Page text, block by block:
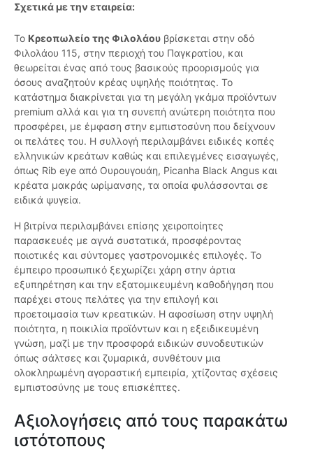
Σχετικά με την εταιρεία:
Το Κρεοπωλείο της Φιλολάου βρίσκεται στην οδό
Φιλολάου 115, στην περιοχή του Παγκρατίου, και
θεωρείται ένας από τους βασικούς προορισμούς για
όσους αναζητούν κρέας υψηλής ποιότητας. Το
κατάστημα διακρίνεται για τη μεγάλη γκάμα προϊόντων
premium αλλά και για τη συνεπή ανώτερη ποιότητα που
προσφέρει, με έμφαση στην εμπιστοσύνη που δείχνουν
οι πελάτες του. Η συλλογή περιλαμβάνει ειδικές κοπές
ελληνικών κρεάτων καθώς και επιλεγμένες εισαγωγές,
όπως Rib eye από Ουρουγουάη, Picanha Black Angus και
κρέατα μακράς ωρίμανσης, τα οποία φυλάσσονται σε
ειδικά ψυγεία.
Η βιτρίνα περιλαμβάνει επίσης χειροποίητες
παρασκευές με αγνά συστατικά, προσφέροντας
ποιοτικές και σύντομες γαστρονομικές επιλογές. Το
έμπειρο προσωπικό ξεχωρίζει χάρη στην άρτια
εξυπηρέτηση και την εξατομικευμένη καθοδήγηση που
παρέχει στους πελάτες για την επιλογή και
προετοιμασία των κρεατικών. Η αφοσίωση στην υψηλή
ποιότητα, η ποικιλία προϊόντων και η εξειδικευμένη
γνώση, μαζί με την προσφορά ειδικών συνοδευτικών
όπως σάλτσες και ζυμαρικά, συνθέτουν μια
ολοκληρωμένη αγοραστική εμπειρία, χτίζοντας σχέσεις
εμπιστοσύνης με τους επισκέπτες.
Αξιολογήσεις από τους παρακάτω
ιστότοπους